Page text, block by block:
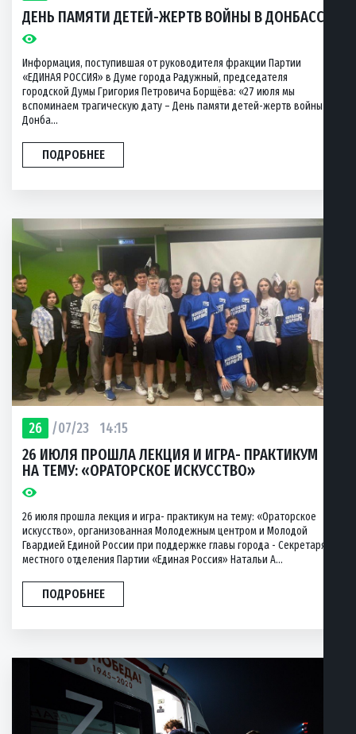
ДЕНЬ ПАМЯТИ ДЕТЕЙ-ЖЕРТВ ВОЙНЫ В ДОНБАССЕ
Информация, поступившая от руководителя фракции Партии
«ЕДИНАЯ РОССИЯ» в Думе города Радужный, председателя
городской Думы Григория Петровича Борщёва: «27 июля мы
вспоминаем трагическую дату – День памяти детей-жертв войны в
Донба...
ПОДРОБНЕЕ
26 /07/23 14:15
26 ИЮЛЯ ПРОШЛА ЛЕКЦИЯ И ИГРА- ПРАКТИКУМ
НА ТЕМУ: «ОРАТОРСКОЕ ИСКУССТВО»
26 июля прошла лекция и игра- практикум на тему: «Ораторское
искусство», организованная Молодежным центром и Молодой
Гвардией Единой России при поддержке главы города - Секретаря
местного отделения Партии «Единая Россия» Натальи А...
ПОДРОБНЕЕ